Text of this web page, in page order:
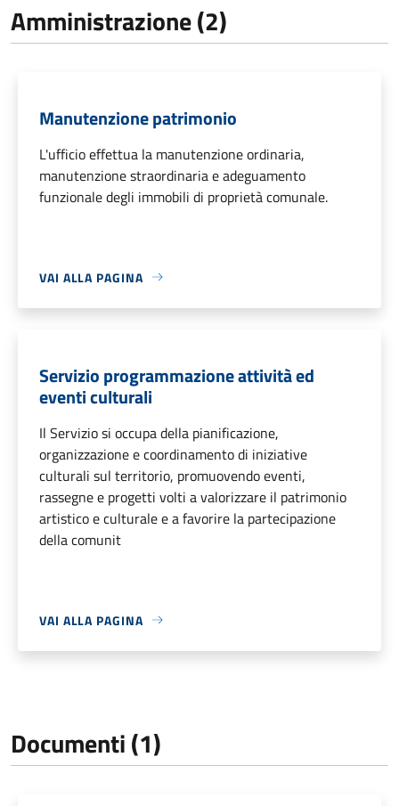
Amministrazione (2)
Manutenzione patrimonio
L'ufficio effettua la manutenzione ordinaria,
manutenzione straordinaria e adeguamento
funzionale degli immobili di proprietà comunale.
VAI ALLA PAGINA
Servizio programmazione attività ed
eventi culturali
Il Servizio si occupa della pianificazione,
organizzazione e coordinamento di iniziative
culturali sul territorio, promuovendo eventi,
rassegne e progetti volti a valorizzare il patrimonio
artistico e culturale e a favorire la partecipazione
della comunit
VAI ALLA PAGINA
Documenti (1)